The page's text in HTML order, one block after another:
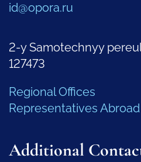
id@opora.ru
2-y Samotechnyy
127473
Regional Offices
Representatives Abroad
Additional